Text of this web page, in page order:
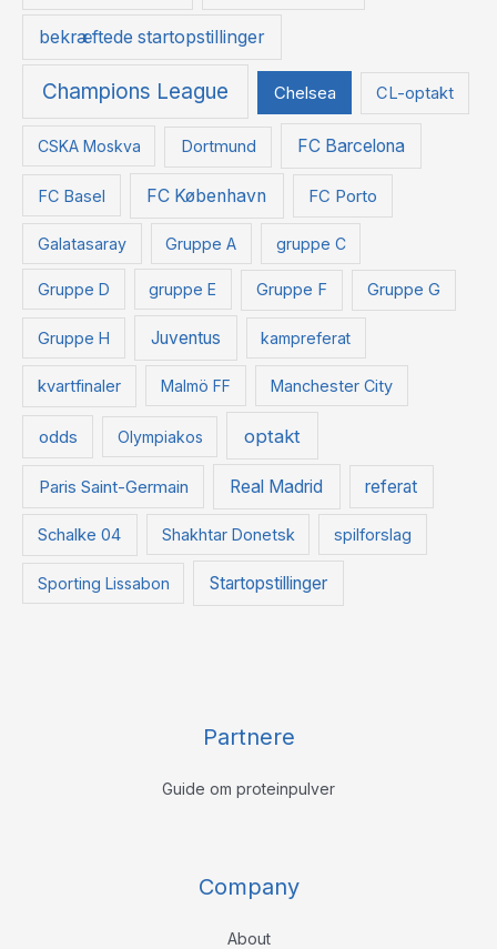
bekræftede startopstillinger
Champions League Chelsea CL-optakt
CSKA Moskva Dortmund FC Barcelona
FC Basel FC København FC Porto
Galatasaray Gruppe A gruppe C
Gruppe D gruppe E Gruppe F Gruppe G
Gruppe H Juventus kampreferat
kvartfinaler Malmö FF Manchester City
odds Olympiakos optakt
Paris Saint-Germain Real Madrid referat
Schalke 04 Shakhtar Donetsk spilforslag
Sporting Lissabon Startopstillinger
Partnere
Guide om proteinpulver
Company
About